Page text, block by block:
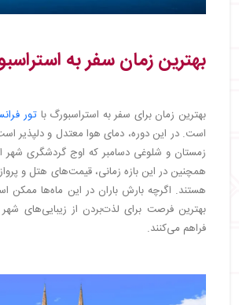
بهترین زمان سفر به
بهترین زمان برای سفر به استراسبورگ با تور
است. در این دوره، دمای هوا معتدل و دلپذیر
زمستان و شلوغی دسامبر که اوج گردشگری
همچنین در این بازه زمانی، قیمت‌های هتل و
هستند. اگرچه بارش باران در این ماه‌ها ممکن
بهترین فرصت برای لذت‌بردن از زیبایی‌های
فراهم می‌کنند.